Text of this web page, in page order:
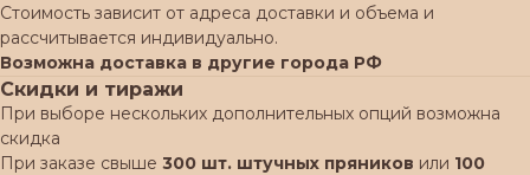
Стоимость зависит от адреса доставки и объема и
рассчитывается индивидуально.
Возможна доставка в другие города РФ
Скидки и тиражи
При выборе нескольких дополнительных опций возможна
скидка
При заказе свыше 300 шт. штучных пряников или 100